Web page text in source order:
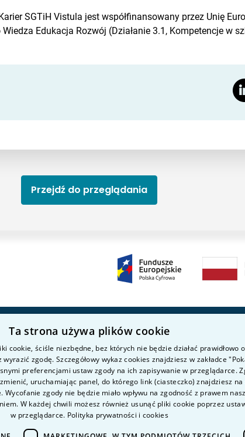
SGTiH Vistula jest współfinansowany przez Unię
Edukacja Rozwój (Działanie 3.1, Kompetencje w
Przejdź do przeglądania
studiów
Nauka i badania
Intranet
Kariera
Dane
Ta strona używa plików cookie
cookie, ściśle niezbędne, bez których nie będzie działać prawidłowo
zgodę. Szczegółowy wykaz cookies znajdziesz w zakładce
preferencjami ustaw zgody na ich zapisywanie w przeglądarce.
uruchamiając panel, do którego link (ciasteczko) znajdziesz na
zgody nie będzie miało wpływu na zgodność z prawem
W każdej chwili możesz również usunąć pliki cookie poprzez
w przeglądarce. Polityka prywatności i cookies